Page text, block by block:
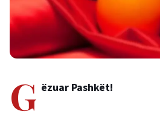
G ëzuar Pashkët!